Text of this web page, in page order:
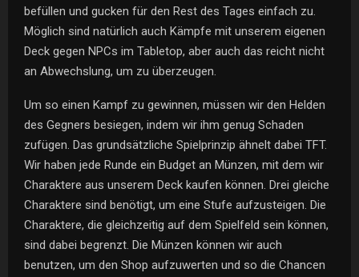
befüllen und gucken für den Rest des Tages einfach zu.
Möglich sind natürlich auch Kämpfe mit unserem eigenen
Deck gegen NPCs im Tabletop, aber auch das reicht nicht
an Abwechslung, um zu überzeugen.
Um so einen Kampf zu gewinnen, müssen wir den Helden
des Gegners besiegen, indem wir ihm genug Schaden
zufügen. Das grundsätzliche Spielprinzip ähnelt dabei TFT.
Wir haben jede Runde ein Budget an Münzen, mit dem wir
Charaktere aus unserem Deck kaufen können. Drei gleiche
Charaktere sind benötigt, um eine Stufe aufzusteigen. Die
Charaktere, die gleichzeitig auf dem Spielfeld sein können,
sind dabei begrenzt. Die Münzen können wir auch
benutzen, um den Shop aufzuwerten und so die Chancen